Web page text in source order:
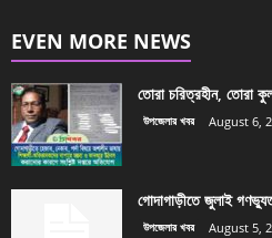
EVEN MORE NEWS
তোরা চরিত্রহীন, তোরা
উপজেলার খবর August 6,
গোদাগাড়ীতে জুলাই
উপজেলার খবর August 5,